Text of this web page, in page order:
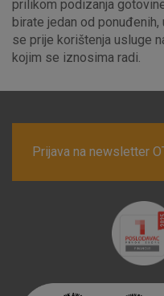
prilikom podizanja
birate jedan od
se prije korištenja usluge
kojim se iznosima radi.
Prijava na newsletter
identificirati.
Detaljnije informacije o